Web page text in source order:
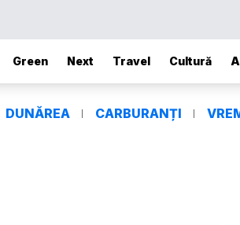
Green Next Travel Cultură
DUNĂREA CARBURANȚI